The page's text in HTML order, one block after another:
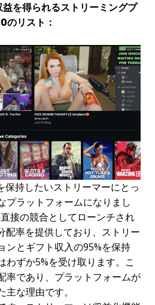
を得られるストリーミングプ
のリスト：
保持したいストリーマーにとっ
プラットフォームになりまし
接の競合としてローンチされ
配率を提供しており、ストリー
ンとギフト収入の95%を保持
わずか5%を受け取ります。こ
率であり、プラットフォームが
な理由です。